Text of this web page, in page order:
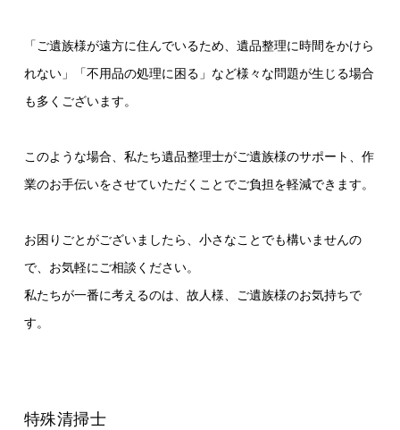
「ご遺族様が遠方に住んでいるため、遺品整理に時間をかけら
れない」「不用品の処理に困る」など様々な問題が生じる場合
も多くございます。
このような場合、私たち遺品整理士がご遺族様のサポート、作
業のお手伝いをさせていただくことでご負担を軽減できます。
お困りごとがございましたら、小さなことでも構いませんの
で、お気軽にご相談ください。
私たちが一番に考えるのは、故人様、ご遺族様のお気持ちで
す。
特殊清掃士